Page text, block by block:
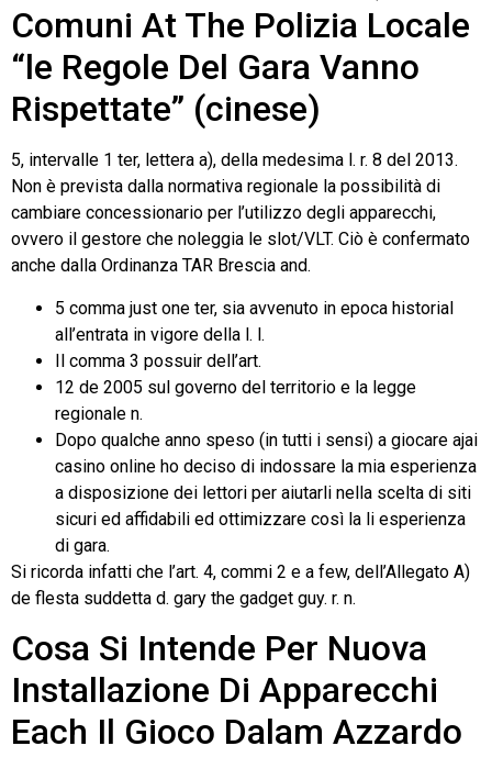
Comuni At The Polizia Locale
“le Regole Del Gara Vanno
Rispettate” (cinese)
5, intervalle 1 ter, lettera a), della medesima l. r. 8 del 2013.
Non è prevista dalla normativa regionale la possibilità di
cambiare concessionario per l’utilizzo degli apparecchi,
ovvero il gestore che noleggia le slot/VLT. Ciò è confermato
anche dalla Ordinanza TAR Brescia and.
5 comma just one ter, sia avvenuto in epoca historial
all’entrata in vigore della l. l.
Il comma 3 possuir dell’art.
12 de 2005 sul governo del territorio e la legge
regionale n.
Dopo qualche anno speso (in tutti i sensi) a giocare ajai
casino online ho deciso di indossare la mia esperienza
a disposizione dei lettori per aiutarli nella scelta di siti
sicuri ed affidabili ed ottimizzare così la li esperienza
di gara.
Si ricorda infatti che l’art. 4, commi 2 e a few, dell’Allegato A)
de flesta suddetta d. gary the gadget guy. r. n.
Cosa Si Intende Per Nuova
Installazione Di Apparecchi
Each Il Gioco Dalam Azzardo